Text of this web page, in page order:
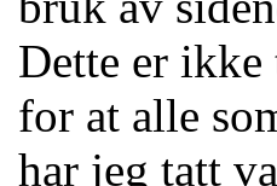
Dette er
for at alle
har jeg tatt